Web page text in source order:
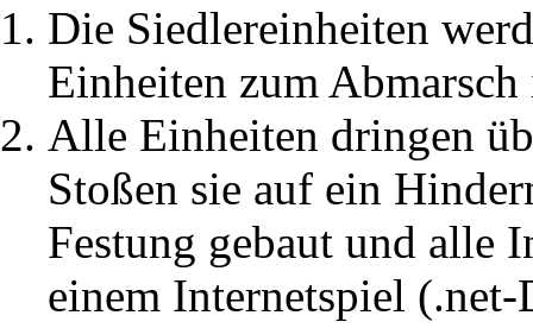
Die Siedlereinheiten
Einheiten zum
Alle Einheiten dringen
Stoßen sie auf ein
Festung gebaut und alle
einem Internetspiel